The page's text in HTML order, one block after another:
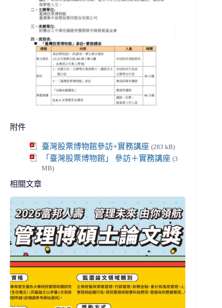
附件
臺灣股票博物館參訪+實務講座 (283 kB)
「臺灣股票博物館」 參訪＋實務講座 (3
MB)
相關文章